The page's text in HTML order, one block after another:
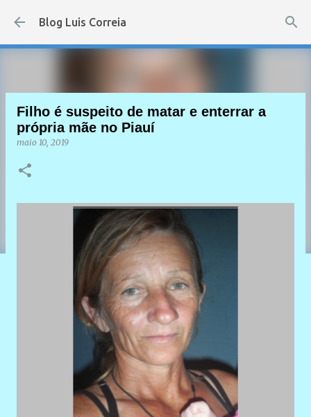
Pular para o conteúdo principal
Blog Luis Correia
Filho é suspeito de matar e enterrar a
própria mãe no Piauí
maio 10, 2019